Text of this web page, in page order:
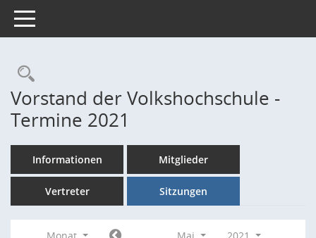
Toggle navigation
Rechercheauswahl
Vorstand der Volkshochschule -
Termine 2021
Informationen Mitglieder
Vertreter Sitzungen